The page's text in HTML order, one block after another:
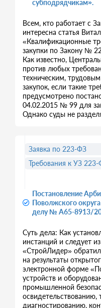
субподрядчикам».
Всем, кто работает с
интересна статья
«Квалификационные
закупки по Закону №
Как известно,
против любых
техническим,
закупок, если такие
предусмотрено
04.02.2015 № 99 для
Однако суды не
Постановление
Поволжского
делу № А65-8913/
Суть дела: Как
инстанций и следует
«СтройЛидер»
на результаты
электронной форме
устройств и
промышленной
освидетельствованию,
диагностированию,
Заявка по 223-ФЗ
Требования к УЗ